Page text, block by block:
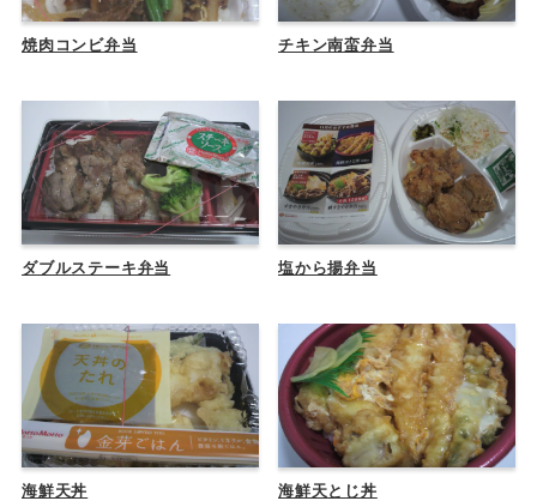
焼肉コンビ弁当 チキン南蛮弁当
ダブルステーキ弁当 塩から揚弁当
海鮮天丼 海鮮天とじ丼